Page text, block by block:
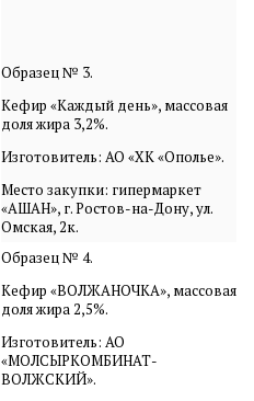
Образец № 3.
Кефир «Каждый день», массовая
доля жира 3,2%.
Изготовитель: АО «ХК «Ополье».
Место закупки: гипермаркет
«АШАН», г. Ростов-на-Дону, ул.
Омская, 2к.
Образец № 4.
Кефир «ВОЛЖАНОЧКА», массовая
доля жира 2,5%.
Изготовитель: АО
«МОЛСЫРКОМБИНАТ-
ВОЛЖСКИЙ».